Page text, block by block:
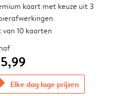
kaart met keuze uit 3
van 10 kaarten
Elke dag lage prijzen